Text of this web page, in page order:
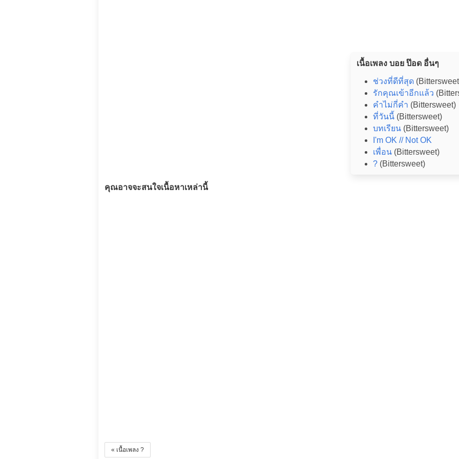
เนื้อเพลง บอย ป๊อด อื่นๆ
ช่วงที่ดีที่สุด
รักคุณเข้าอีกแล้ว
คำไม่กี่คำ (Bittersweet)
ที่วันนี้ (Bittersweet)
บทเรียน (Bittersweet)
I'm OK // Not OK
เพื่อน (Bittersweet)
? (Bittersweet)
คุณอาจจะสนใจเนื้อหาเหล่านี้
« เนื้อเพลง ?